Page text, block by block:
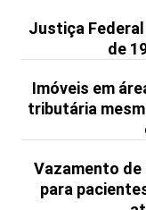
Justiça
de
Imóveis em
tributária
Vazamento
para